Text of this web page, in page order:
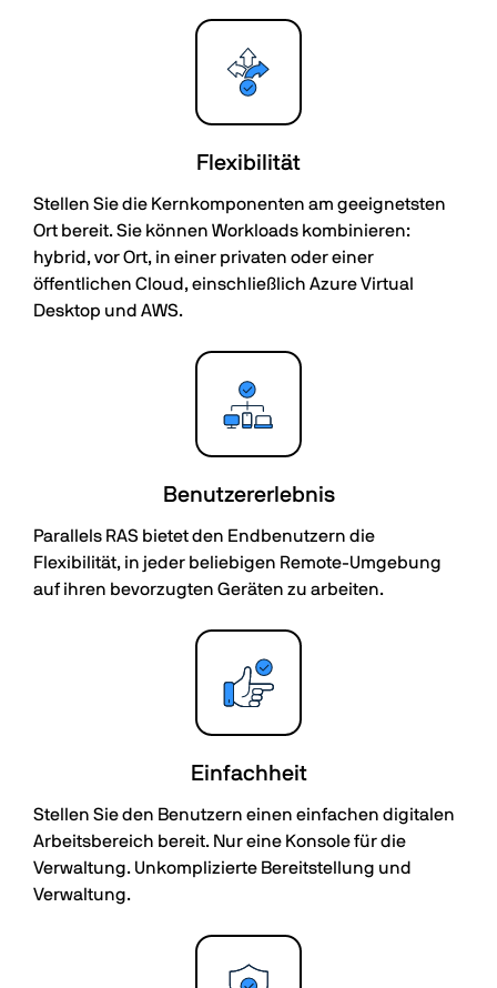
Flexibilität
Stellen Sie die Kernkomponenten am geeignetsten
Ort bereit. Sie können Workloads kombinieren:
hybrid, vor Ort, in einer privaten oder einer
öffentlichen Cloud, einschließlich Azure Virtual
Desktop und AWS.
Benutzererlebnis
Parallels RAS bietet den Endbenutzern die
Flexibilität, in jeder beliebigen Remote-Umgebung
auf ihren bevorzugten Geräten zu arbeiten.
Einfachheit
Stellen Sie den Benutzern einen einfachen digitalen
Arbeitsbereich bereit. Nur eine Konsole für die
Verwaltung. Unkomplizierte Bereitstellung und
Verwaltung.